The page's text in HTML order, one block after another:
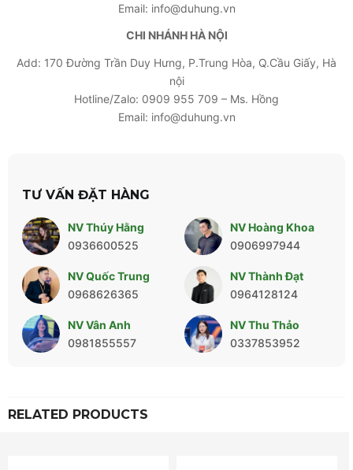
Email: info@duhung.vn
CHI NHÁNH HÀ NỘI
Add: 170 Đường Trần Duy Hưng, P.Trung Hòa, Q.Cầu Giấy, Hà
nội
Hotline/Zalo: 0909 955 709 – Ms. Hồng
Email: info@duhung.vn
TƯ VẤN ĐẶT HÀNG
NV Thúy Hằng
0936600525
NV Hoàng Khoa
0906997944
NV Quốc Trung
0968626365
NV Thành Đạt
0964128124
NV Vân Anh
0981855557
NV Thu Thảo
0337853952
RELATED PRODUCTS